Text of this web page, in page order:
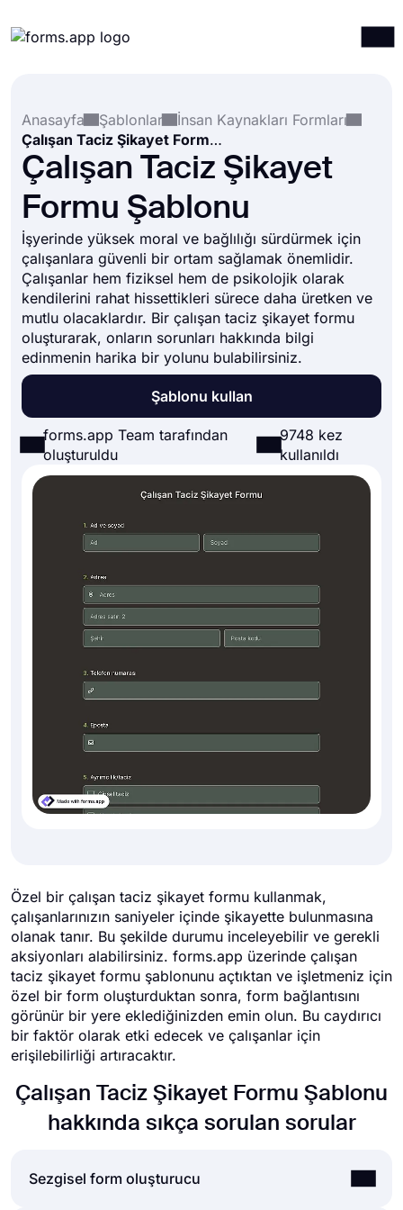
Entegrasyonlar
Şablonlar
Kaynaklar
Anasayfa
Şablonlar
İnsan Kaynakları Formları
Çalışan Taciz Şikayet Formu Şablonu
Çalışan Taciz Şikayet
Formu Şablonu
İşyerinde yüksek moral ve bağlılığı sürdürmek için
çalışanlara güvenli bir ortam sağlamak önemlidir.
Çalışanlar hem fiziksel hem de psikolojik olarak
kendilerini rahat hissettikleri sürece daha üretken ve
mutlu olacaklardır. Bir çalışan taciz şikayet formu
oluşturarak, onların sorunları hakkında bilgi
edinmenin harika bir yolunu bulabilirsiniz.
Şablonu kullan
forms.app Team tarafından
oluşturuldu
9748 kez
kullanıldı
Özel bir çalışan taciz şikayet formu kullanmak,
çalışanlarınızın saniyeler içinde şikayette bulunmasına
olanak tanır. Bu şekilde durumu inceleyebilir ve gerekli
aksiyonları alabilirsiniz. forms.app üzerinde çalışan
taciz şikayet formu şablonunu açtıktan ve işletmeniz için
özel bir form oluşturduktan sonra, form bağlantısını
görünür bir yere eklediğinizden emin olun. Bu caydırıcı
bir faktör olarak etki edecek ve çalışanlar için
erişilebilirliği artıracaktır.
Çalışan Taciz Şikayet Formu Şablonu
hakkında sıkça sorulan sorular
Sezgisel form oluşturucu